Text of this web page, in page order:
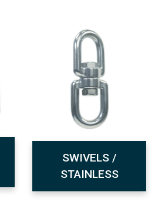
SWIVELS /
STAINLESS